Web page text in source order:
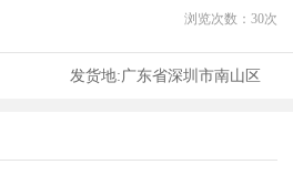
浏览次数： 30次
发货地:广东省深圳市南山区